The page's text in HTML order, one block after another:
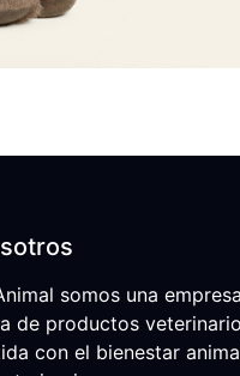
somos una
de productos
con el bienestar